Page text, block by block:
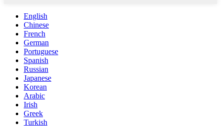
English
Chinese
French
German
Portuguese
Spanish
Russian
Japanese
Korean
Arabic
Irish
Greek
Turkish